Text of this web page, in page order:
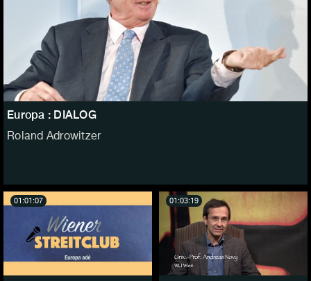
Europa : DIALOG
Roland Adrowitzer
01:01:07 01:03:19